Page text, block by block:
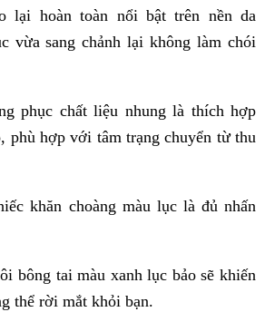
lại hoàn toàn nổi bật trên nền da
vừa sang chảnh lại không làm chói
phục chất liệu nhung là thích hợp
phù hợp với tâm trạng chuyển từ thu
khăn choàng màu lục là đủ nhấn
bông tai màu xanh lục bảo sẽ khiến
thể rời mắt khỏi bạn.